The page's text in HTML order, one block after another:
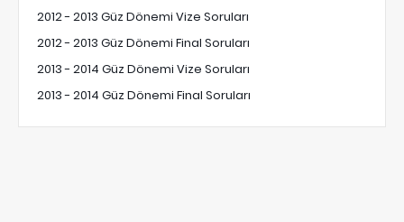
2012 - 2013 Güz Dönemi Vize Soruları
2012 - 2013 Güz Dönemi Final Soruları
2013 - 2014 Güz Dönemi Vize Soruları
2013 - 2014 Güz Dönemi Final Soruları